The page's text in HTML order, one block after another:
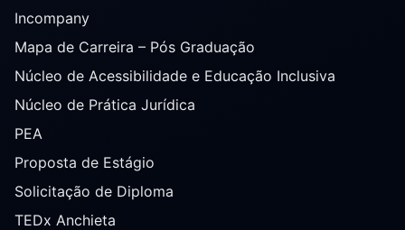
Incompany
Mapa de Carreira – Pós Graduação
Núcleo de Acessibilidade e Educação Inclusiva
Núcleo de Prática Jurídica
PEA
Proposta de Estágio
Solicitação de Diploma
TEDx Anchieta